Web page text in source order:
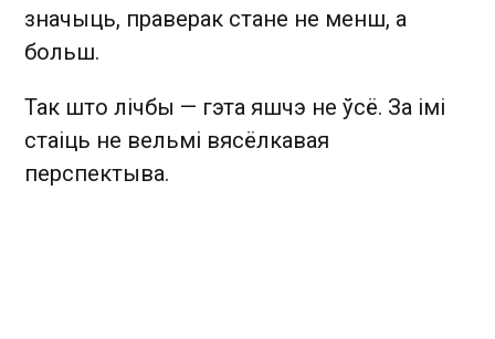
значыць, праверак стане не менш, а
больш.
Так што лічбы — гэта яшчэ не ўсё. За імі
стаіць не вельмі вясёлкавая
перспектыва.